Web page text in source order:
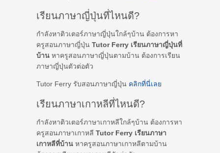
เรียนภาษาญี่ปุ่นที่ไหนดี?
กำลังหาติวเตอร์ภาษาญี่ปุ่นใกล้ๆบ้าน ต้องการหา
ครูสอนภาษาญี่ปุ่น Tutor Ferry เรียนภาษาญี่ปุ่นที่
บ้าน หาครูสอนภาษาญี่ปุ่นตามบ้าน ต้องการเรียน
ภาษาญี่ปุ่นตัวต่อตัว
Tutor Ferry รับสอนภาษาญี่ปุ่น คลิกที่นี่เลย
เรียนภาษาเกาหลีที่ไหนดี?
กำลังหาติวเตอร์ภาษาเกาหลีใกล้ๆบ้าน ต้องการหา
ครูสอนภาษาเกาหลี Tutor Ferry เรียนภาษา
เกาหลีที่บ้าน หาครูสอนภาษาเกาหลีตามบ้าน